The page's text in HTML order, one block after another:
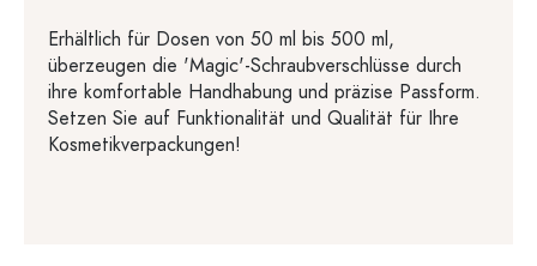
Erhältlich für Dosen von 50 ml bis 500 ml,
überzeugen die 'Magic'-Schraubverschlüsse durch
ihre komfortable Handhabung und präzise Passform.
Setzen Sie auf Funktionalität und Qualität für Ihre
Kosmetikverpackungen!